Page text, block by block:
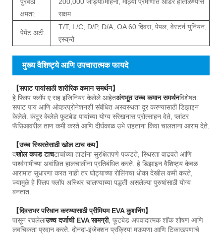
क्षमता:
सक्षम
पेमेंट अटी:
T/T, L/C, D/P, D/A, OA 60 दिवस, पेपल, वेस्टर्न युनियन,
एस्क्रो
मुख्य वैशिष्ट्ये आणि उपचारात्मक फायदे
【सपाट पायांसाठी शारीरिक कमान समर्थन】
हे फ्लिप फ्लॉप ए सह इंजिनियर केलेले आहेतअंगभूत उच्च कमान समर्थनविशेषत:
सपाट पाय आणि ओव्हरप्रोनेशनशी संबंधित अस्वस्थता दूर करण्यासाठी डिझाइन
केलेले. कंटूर केलेले फूटबेड पायांच्या योग्य संरेखनास प्रोत्साहन देते, प्लांटर
फॅसिआवरील ताण कमी करते आणि दीर्घकाळ उभे राहताना किंवा चालताना आराम देते.
【उच्च स्थिरतेसाठी खोल टाच कप】
दखोल कपड टाचटाचांच्या हाडांना सुरक्षितपणे पकडते, स्थिरता वाढवते आणि
पार्श्वगामीच्या अवांछित हालचालींना प्रतिबंधित करते. हे डिझाइन वैशिष्ट्य केवळ
आरामात सुधारणा करत नाही तर घोट्याच्या रोलिंगचा धोका देखील कमी करते,
ज्यामुळे हे फ्लिप फ्लॉप अस्थिर चालण्याच्या पद्धती असलेल्या पुरुषांसाठी योग्य
बनतात.
【दिवसभर परिधान करण्यासाठी प्रीमियम EVA कुशनिंग】
पासून रचलेलाउच्च दर्जाची EVA सामग्री, फूटबेड अपवादात्मक शॉक शोषण आणि
लवचिकता प्रदान करते. दोनदा-इंजेक्शन प्रक्रिया मऊपणा आणि टिकाऊपणाचे